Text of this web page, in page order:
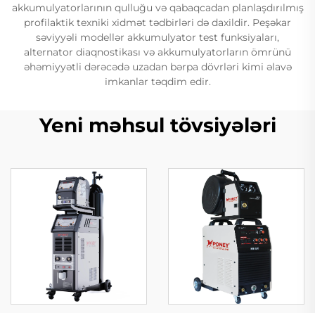
akkumulyatorlarının qulluğu və qabaqcadan planlaşdırılmış
profilaktik texniki xidmət tədbirləri də daxildir. Peşəkar
səviyyəli modellər akkumulyator test funksiyaları,
alternator diaqnostikası və akkumulyatorların ömrünü
əhəmiyyətli dərəcədə uzadan bərpa dövrləri kimi əlavə
imkanlar təqdim edir.
Yeni məhsul tövsiyələri